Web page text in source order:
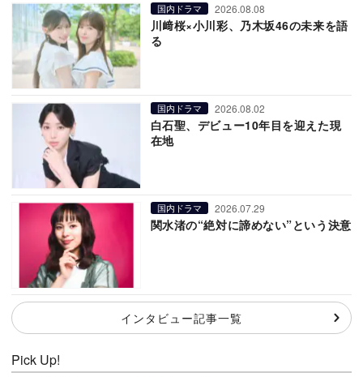
国内ドラマ 2026.08.08
川﨑桜×小川彩、乃木坂46の未来を語
る
国内ドラマ 2026.08.02
白石聖、デビュー10年目を迎えた現
在地
国内ドラマ 2026.07.29
関水渚の“絶対に諦めない”という決意
インタビュー記事一覧
Pick Up!